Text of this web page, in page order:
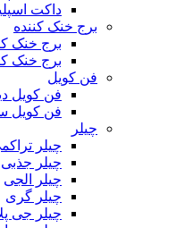
داکت
برج خنک کننده
برج خنک
برج خنک
فن کویل
فن کویل
فن کویل
چیلر
چیلر
چیلر جذبی
چیلر الجی
چیلر گری
چیلر جی